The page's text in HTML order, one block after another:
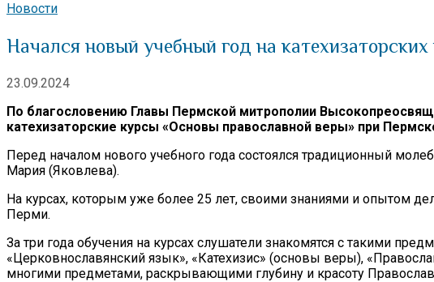
Новости
Начался новый учебный год на
23.09.2024
По благословению Главы Пермской митрополии
катехизаторские курсы «Основы православной веры» при
Перед началом нового учебного года состоялся традиционный
Мария (Яковлева).
На курсах, которым уже более 25 лет, своими знаниями и опытом
Перми.
За три года обучения на курсах слушатели знакомятся с такими
«Церковнославянский язык», «Катехизис» (основы веры),
многими предметами, раскрывающими глубину и красоту